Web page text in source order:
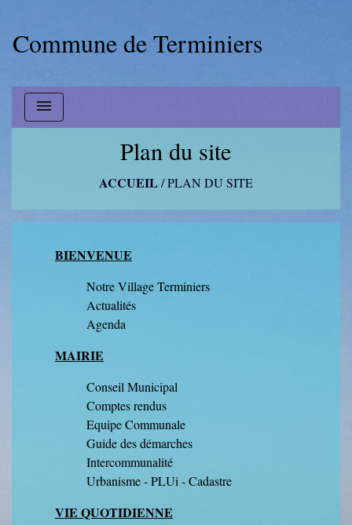
Commune de Terminiers
menu
Plan du site
ACCUEIL /PLAN DU SITE
BIENVENUE
Notre Village Terminiers
Actualités
Agenda
MAIRIE
Conseil Municipal
Comptes rendus
Equipe Communale
Guide des démarches
Intercommunalité
Urbanisme - PLUi - Cadastre
VIE QUOTIDIENNE